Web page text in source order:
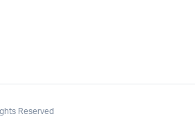
Reserved